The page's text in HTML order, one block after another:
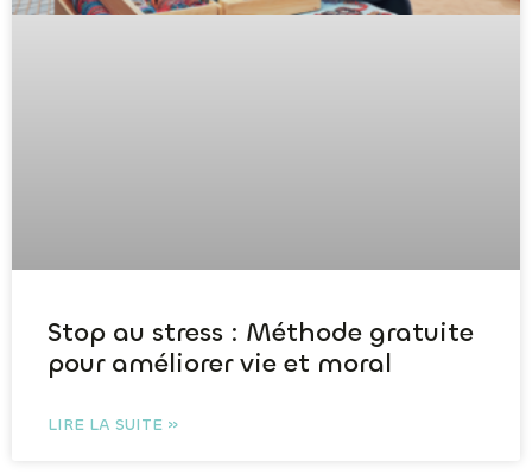
Stop au stress : Méthode gratuite
pour améliorer vie et moral
LIRE LA SUITE »